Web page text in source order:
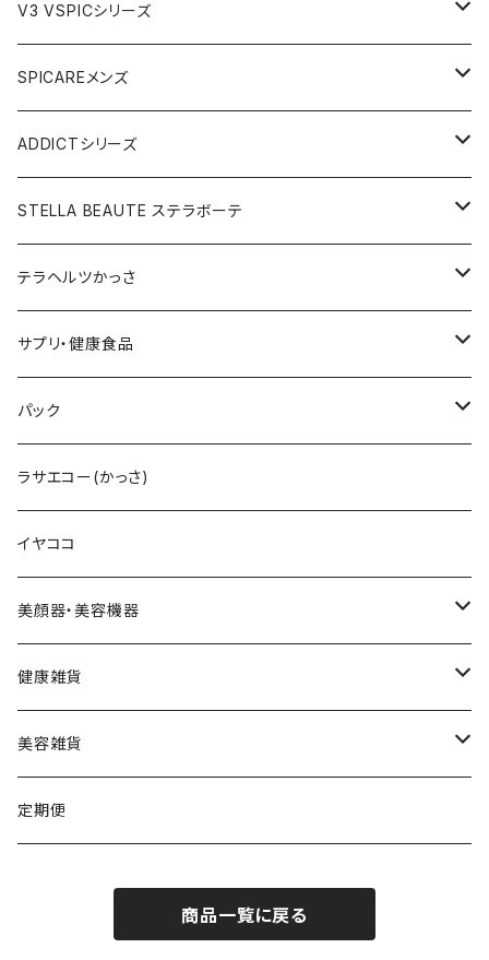
VSPIC C グロウミスト
VSPICサンセラム
レーザー&EMSリフトブラシPRO2.0
V3 Ｖスピック ブライトデリバリーC
V3 ＶスピックCマスク
V3インテリジェントファンデーション
スリムレイビタマインリポソームC
LIPADDICTヌードエスプレッソ
JOURdeJOUR＆美顔器セット
紫外線対策セット
V3ベースメイクセット
紫外線対策&抗酸化サプリ
VEGANクレンジング
JOURdeJOURセット
メディテーションゲル2本セット
メディテーションゲル&クレンジングセット
テラヘルツ羽根型セット
リップアディクトセット
ルカドクリーム
V3エキサイティングファンデーション
レフィル
V3シャイニングファンデーション
レフィル
V3ブリリアントファンデーション
レフィル
V3インテリジェントファンデーション
レフィル
V3プライマー
VMファンデーション
セットアップパウダー
シャイニー
スムース
V3コンシーラー
HARIデイリークリーム
VSPICサンセラム
VSPIC C グロウミスト
VSRICビタミンC美容液
V3アグレッシブカッサRF
V3 VSPICシリーズ
Cサンセラム
VC美容液
Ｃグロウミスト
ブライトデリバリーC
Cマスク
Cトナー
Cエマルジョン
Cクレンザー
Cクリーム
Cクレイパック
基本4種セット
SPICAREメンズ
スターターセット
VMファンデーション
メンズクレンザー
メンズ化粧水
メンズオールインワンセラム
ADDICTシリーズ
ラッシュアディクト
ラッシュトランスカラ
まつ毛美容液
リップアディクト
ヘアーアディクト
STELLA BEAUTE ステラボーテ
ビューティフェイススティックRIN
ビューティフェイススティック2.0
レーザー＆EMSリフトブラシPRO2.0
テラヘルツかっさ
雫型
円盤
デュアルカーブ
羽根型
ウェーブ型
ロング
スティック
サプリ・健康食品
V3ブライトデリバリーC
ホワイトパンドラ
チューっとカット
カッティー
バーニー
ビタマイン
パック
V3HARIセラム
ヴィディアル・ニードリッチ
ラサエコー(かっさ)
イヤココ
美顔器・美容機器
ビューティフェイススティック・リン
レーザー&EMSリフトブラシPRO2.0
ビューティフェイススティック2.0
V3アグレッシブカッサRF
健康雑貨
ストーンホットパット
美容雑貨
モコモコがま口
定期便
商品一覧に戻る